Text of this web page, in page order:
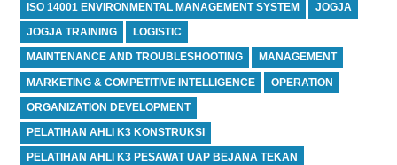
ISO 14001 ENVIRONMENTAL MANAGEMENT SYSTEM JOGJA
JOGJA TRAINING LOGISTIC
MAINTENANCE AND TROUBLESHOOTING MANAGEMENT
MARKETING & COMPETITIVE INTELLIGENCE OPERATION
ORGANIZATION DEVELOPMENT
PELATIHAN AHLI K3 KONSTRUKSI
PELATIHAN AHLI K3 PESAWAT UAP BEJANA TEKAN